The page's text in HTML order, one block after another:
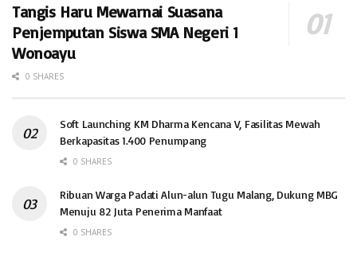
Tangis Haru Mewarnai Suasana
Penjemputan Siswa SMA Negeri 1
Wonoayu
0 SHARES
Soft Launching KM Dharma Kencana V, Fasilitas Mewah
Berkapasitas 1.400 Penumpang
0 SHARES
Ribuan Warga Padati Alun-alun Tugu Malang, Dukung MBG
Menuju 82 Juta Penerima Manfaat
0 SHARES